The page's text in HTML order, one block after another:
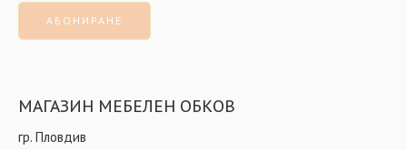
МАГАЗИН МЕБЕЛЕН ОБКОВ
гр. Пловдив